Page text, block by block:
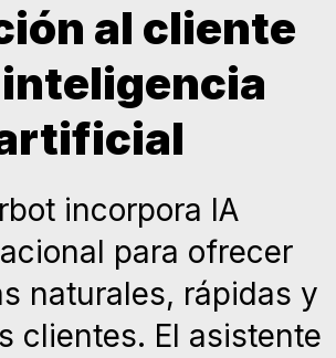
al cliente
incorpora IA
para ofrecer
naturales, rápidas y
clientes. El asistente